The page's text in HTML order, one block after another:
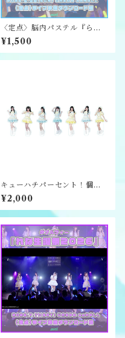
〈定点〉脳内パステル『らら
生誕祭2026』ライブ映像ダウ
ンロード版
¥1,500
キューハチパーセント！個別
アクリルスタンド
¥2,000